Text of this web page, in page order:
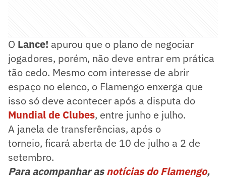
O Lance! apurou que o plano de negociar
jogadores, porém, não deve entrar em prática
tão cedo. Mesmo com interesse de abrir
espaço no elenco, o Flamengo enxerga que
isso só deve acontecer após a disputa do
Mundial de Clubes, entre junho e julho.
A janela de transferências, após o
torneio, ficará aberta de 10 de julho a 2 de
setembro.
Para acompanhar asnotícias do Flamengo,